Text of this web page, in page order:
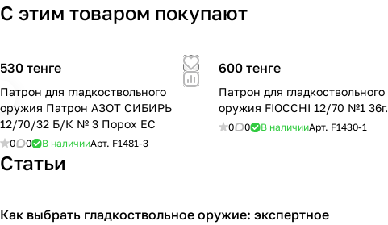
С этим товаром покупают
530 тенге
Патрон для гладкоствольного
оружия Патрон АЗОТ СИБИРЬ
12/70/32 Б/К № 3 Порох ЕС
0 0 В наличииАрт. F1481-3
600 тенге
Патрон для гладкоствольного
оружия FIOCCHI 12/70 №1 36г.
0 0 В наличииАрт. F1430-1
Статьи
Советы покупателям
Как выбрать гладкоствольное оружие: экспертное